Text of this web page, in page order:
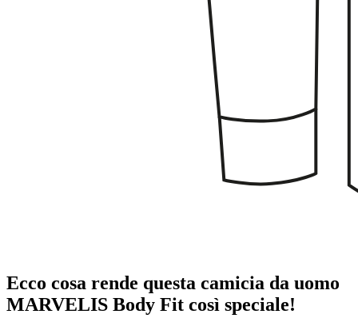
Ecco cosa rende questa camicia da uomo
MARVELIS Body Fit così speciale!